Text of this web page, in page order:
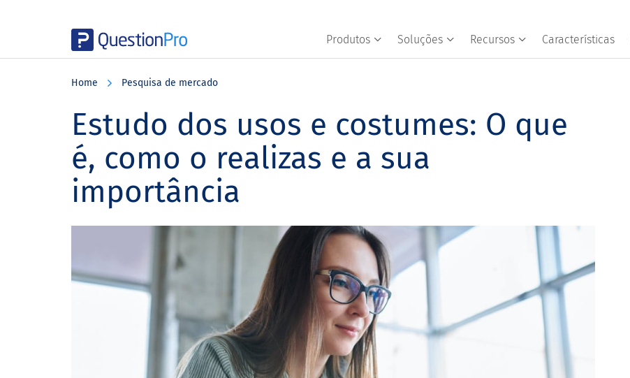
Produtos Soluções Recursos Características
Home Pesquisa de mercado
Estudo dos usos e costumes: O que
é, como o realizas e a sua
importância